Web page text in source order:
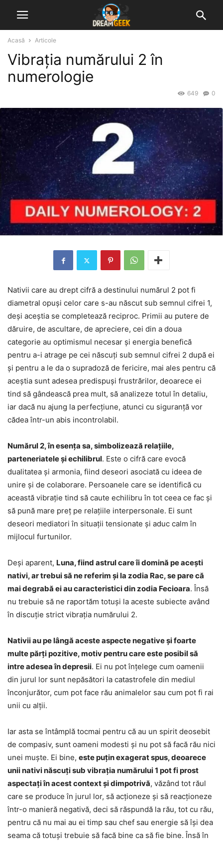
Acasă Articole
Vibrația numărului 2 în
numerologie
0
649
Nativii care au drept cifră a destinului numărul 2 pot fi
diametral opuși celor care s-au născut sub semnul cifrei 1,
deși aceștia se completează reciproc. Primii au putere de
dăruire, de ascultare, de apreciere, cei din a doua
categorie au optimismul necesar și energia benefică
pentru a-i atrage pe cei născuți sub semnul cifrei 2 după ei
și pentru a le da o supradoză de fericire, mai ales pentru că
aceștia sunt adesea predispuși frustrărilor, deoarece ei
tind să gândească prea mult, să analizeze totul în detaliu,
iar dacă nu ajung la perfecțiune, atunci cu siguranță vor
cădea într-un abis incontrolabil.
Numărul 2, în esența sa, simbolizează relațiile,
parteneriatele și echilibrul. Este o cifră care evocă
dualitatea și armonia, fiind deseori asociată cu ideea de
unire și de colaborare. Persoanele care se identifică cu
această vibrație tind să caute echilibru în tot ceea ce fac și
să pună mare preț pe relațiile interpersonale. Ei sunt
deseori mediatori în situații tensionate și aduc calm în
mijlocul furtunilor.
Deși aparent, Luna, fiind astrul care îi domină pe acești
nativi, ar trebui să ne referim și la zodia Rac, se pare că
mai degrabă ei au caracteristici din zodia Fecioara. Însă
nu trebuie să ne raportăm totuși la aceste subiecte având
în discuție strict vibrația numărului 2.
Nativii au pe lângă aceste aspecte negative și foarte
multe părți pozitive, motiv pentru care este posibil să
intre adesea în depresii. Ei nu pot înțelege cum oamenii
din jurul lor sunt nepăsători la catastrofele din mediul
înconjurător, cum pot face rău animalelor sau cum pot fi rai
unii cu alții.
Iar asta se întâmplă tocmai pentru că au un spirit deosebit
de compasiv, sunt oameni modesti și nu pot să facă rău nici
unei muște. Ei bine, este puțin exagerat spus, deoarece
unii nativi născuți sub vibrația numărului 1 pot fi prost
aspectați în acest context și dimpotrivă, văzând tot răul
care se produce în jurul lor, să acționeze și să reacționeze
într-o manieră negativă, deci să răspundă la rău, tot cu rău,
pentru că nu mai au ei timp sau chef sau energie să își dea
seama că totuși trebuie să facă bine ca să fie bine. Însă în